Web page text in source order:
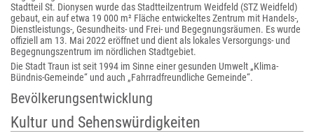
Stadtteil St. Dionysen wurde das Stadtteilzentrum Weidfeld (STZ Weidfeld)
gebaut, ein auf etwa 19 000 m² Fläche entwickeltes Zentrum mit Handels-,
Dienstleistungs-, Gesundheits- und Frei- und Begegnungsräumen. Es wurde
offiziell am 13. Mai 2022 eröffnet und dient als lokales Versorgungs- und
Begegnungszentrum im nördlichen Stadtgebiet.
Die Stadt Traun ist seit 1994 im Sinne einer gesunden Umwelt „Klima-
Bündnis-Gemeinde“ und auch „Fahrradfreundliche Gemeinde“.
Bevölkerungsentwicklung
Kultur und Sehenswürdigkeiten